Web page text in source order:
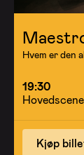
Hvem er den
19:30
Kjøp